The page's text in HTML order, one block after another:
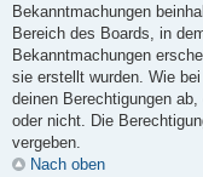
Bekanntmachungen
Bereich des Boards, in
Bekanntmachungen
sie erstellt wurden. Wie
deinen Berechtigungen
oder nicht. Die
vergeben.
Nach oben